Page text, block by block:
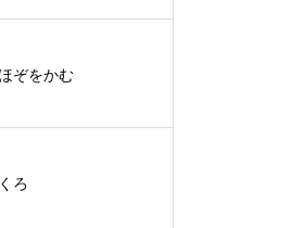
ぞをかむ
ろ